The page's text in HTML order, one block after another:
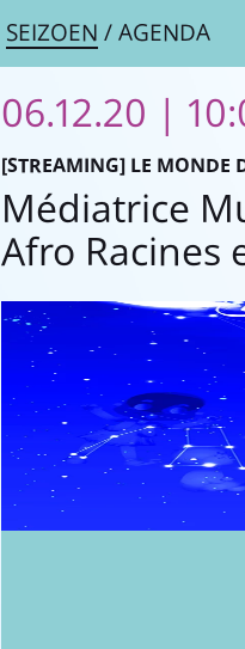
SEIZOEN /AGENDA
06.12.20 |
[STREAMING] LE MONDE
Médiatrice
Afro Racines